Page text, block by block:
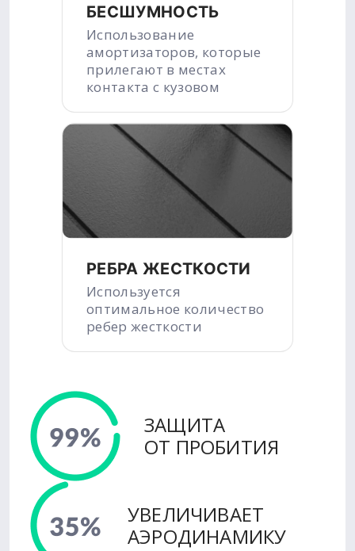
БЕСШУМНОСТЬ
Использование
амортизаторов, которые
прилегают в местах
контакта с кузовом
РЕБРА ЖЕСТКОСТИ
Используется
оптимальное количество
ребер жесткости
ЗАЩИТА
ОТ ПРОБИТИЯ
УВЕЛИЧИВАЕТ
АЭРОДИНАМИКУ